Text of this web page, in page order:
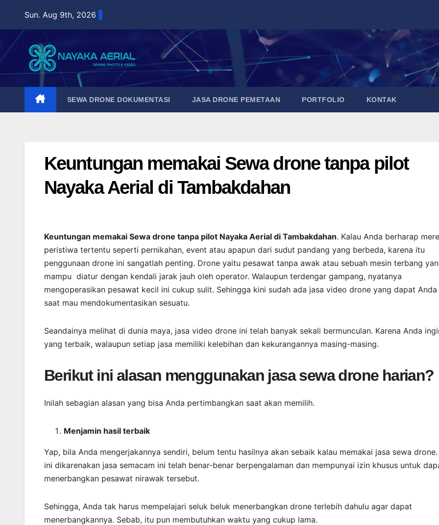
content
Sun. Aug 9th, 2026
SEWA DRONE DOKUMENTASI JASA DRONE PEMETAAN PORTFOLIO KONTAK
Keuntungan memakai Sewa drone tanpa pilot
Nayaka Aerial di Tambakdahan
Keuntungan memakai Sewa drone tanpa pilot Nayaka Aerial di Tambakdahan. Kalau Anda berharap
peristiwa tertentu seperti pernikahan, event atau apapun dari sudut pandang yang berbeda, karena itu
penggunaan drone ini sangatlah penting. Drone yaitu pesawat tanpa awak atau sebuah mesin terbang
mampu diatur dengan kendali jarak jauh oleh operator. Walaupun terdengar gampang, nyatanya
mengoperasikan pesawat kecil ini cukup sulit. Sehingga kini sudah ada jasa video drone yang dapat
saat mau mendokumentasikan sesuatu.
Seandainya melihat di dunia maya, jasa video drone ini telah banyak sekali bermunculan. Karena Anda
yang terbaik, walaupun setiap jasa memiliki kelebihan dan kekurangannya masing-masing.
Berikut ini alasan menggunakan jasa sewa drone harian?
Inilah sebagian alasan yang bisa Anda pertimbangkan saat akan memilih.
Menjamin hasil terbaik
Yap, bila Anda mengerjakannya sendiri, belum tentu hasilnya akan sebaik kalau memakai jasa sewa
ini dikarenakan jasa semacam ini telah benar-benar berpengalaman dan mempunyai izin khusus untuk
menerbangkan pesawat nirawak tersebut.
Sehingga, Anda tak harus mempelajari seluk beluk menerbangkan drone terlebih dahulu agar dapat
menerbangkannya. Sebab, itu pun membutuhkan waktu yang cukup lama.